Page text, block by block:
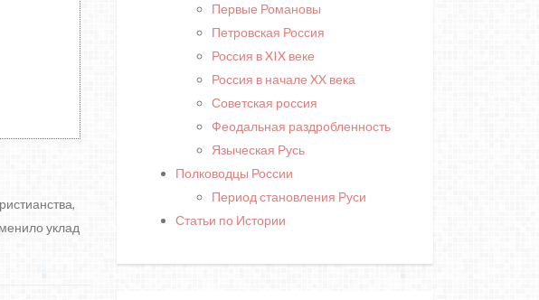
уклад
Первые Романовы
Петровская Россия
Россия в XIX веке
Россия в начале XX века
Советская россия
Феодальная раздробленность
Языческая Русь
Полководцы России
Период становления Руси
Статьи по Истории